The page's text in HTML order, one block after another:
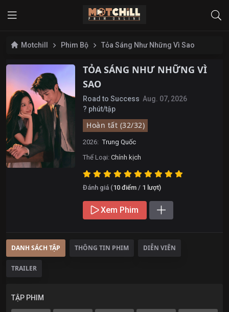
Motchill Phim Bộ Tỏa Sáng Như Những Vì Sao
TỎA SÁNG NHƯ NHỮNG VÌ
SAO
Road to Success Aug. 07, 2026
? phút/tập
Hoàn tất (32/32)
2026: Trung Quốc
Thể Loại: Chính kịch
Đánh giá (10 điểm / 1 lượt)
Xem Phim
DANH SÁCH TẬP THÔNG TIN PHIM DIỄN VIÊN
TRAILER
TẬP PHIM